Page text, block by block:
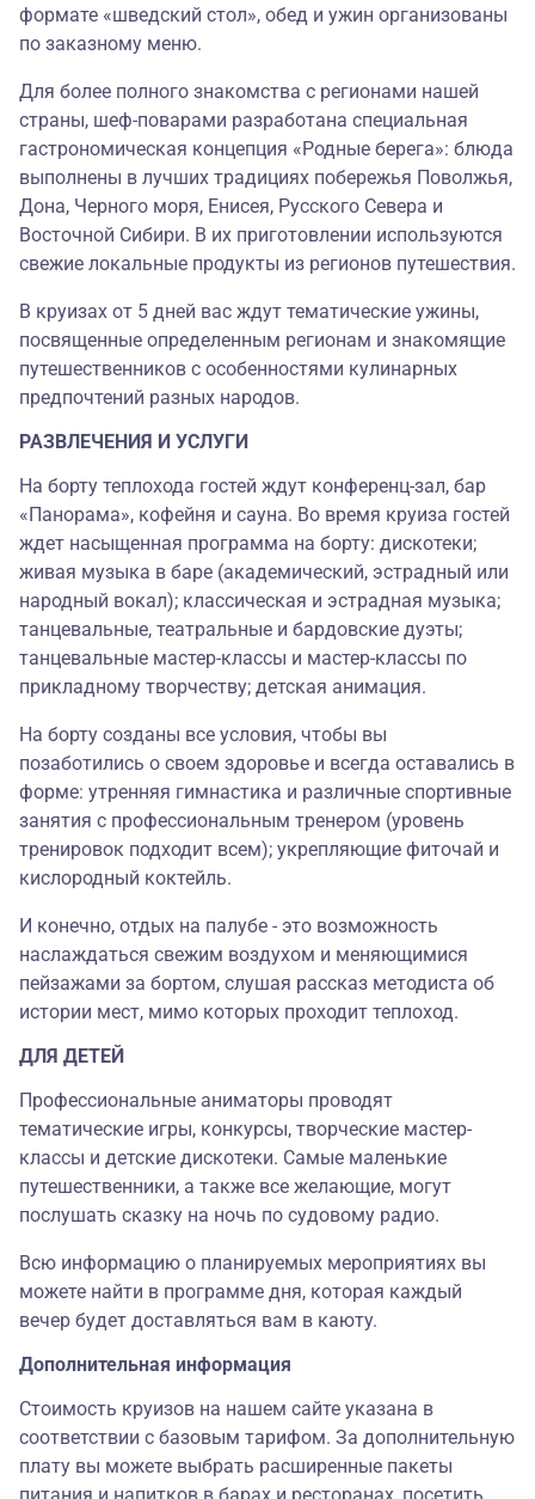
формате «шведский стол», обед и ужин организованы
по заказному меню.
Для более полного знакомства с регионами нашей
страны, шеф-поварами разработана специальная
гастрономическая концепция «Родные берега»: блюда
выполнены в лучших традициях побережья Поволжья,
Дона, Черного моря, Енисея, Русского Севера и
Восточной Сибири. В их приготовлении используются
свежие локальные продукты из регионов путешествия.
В круизах от 5 дней вас ждут тематические ужины,
посвященные определенным регионам и знакомящие
путешественников с особенностями кулинарных
предпочтений разных народов.
РАЗВЛЕЧЕНИЯ И УСЛУГИ
На борту теплохода гостей ждут конференц-зал, бар
«Панорама», кофейня и сауна. Во время круиза гостей
ждет насыщенная программа на борту: дискотеки;
живая музыка в баре (академический, эстрадный или
народный вокал); классическая и эстрадная музыка;
танцевальные, театральные и бардовские дуэты;
танцевальные мастер-классы и мастер-классы по
прикладному творчеству; детская анимация.
На борту созданы все условия, чтобы вы
позаботились о своем здоровье и всегда оставались в
форме: утренняя гимнастика и различные спортивные
занятия с профессиональным тренером (уровень
тренировок подходит всем); укрепляющие фиточай и
кислородный коктейль.
И конечно, отдых на палубе - это возможность
наслаждаться свежим воздухом и меняющимися
пейзажами за бортом, слушая рассказ методиста об
истории мест, мимо которых проходит теплоход.
ДЛЯ ДЕТЕЙ
Профессиональные аниматоры проводят
тематические игры, конкурсы, творческие мастер-
классы и детские дискотеки. Самые маленькие
путешественники, а также все желающие, могут
послушать сказку на ночь по судовому радио.
Всю информацию о планируемых мероприятиях вы
можете найти в программе дня, которая каждый
вечер будет доставляться вам в каюту.
Дополнительная информация
Стоимость круизов на нашем сайте указана в
соответствии с базовым тарифом. За дополнительную
плату вы можете выбрать расширенные пакеты